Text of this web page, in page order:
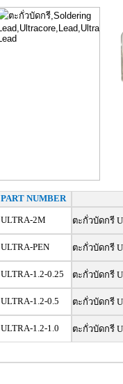
PART NUMBER
ULTRA-2M ตะกั่วบัดกรี
ULTRA-PEN ตะกั่วบัดกรี
ULTRA-1.2-0.25 ตะกั่วบัดกรี
ULTRA-1.2-0.5 ตะกั่วบัดกรี
ULTRA-1.2-1.0 ตะกั่วบัดกรี